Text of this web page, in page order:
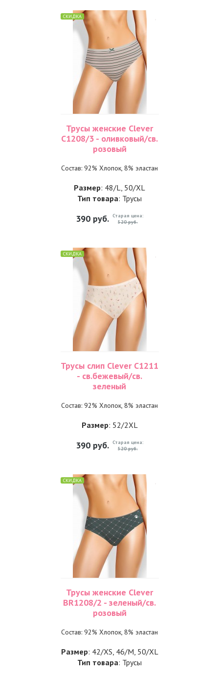
СКИДКА
Трусы женские Clever
C1208/3 - оливковый/св.
розовый
Состав: 92% Хлопок, 8% эластан
Размер: 48/L, 50/XL
Тип товара: Трусы
390руб. Старая цена:
520 руб.
СКИДКА
Трусы слип Clever С1211
- св.бежевый/св.
зеленый
Состав: 92% Хлопок, 8% эластан
Размер: 52/2XL
390руб. Старая цена:
520 руб.
СКИДКА
Трусы женские Clever
BR1208/2 - зеленый/св.
розовый
Состав: 92% Хлопок, 8% эластан
Размер: 42/XS, 46/M, 50/XL
Тип товара: Трусы